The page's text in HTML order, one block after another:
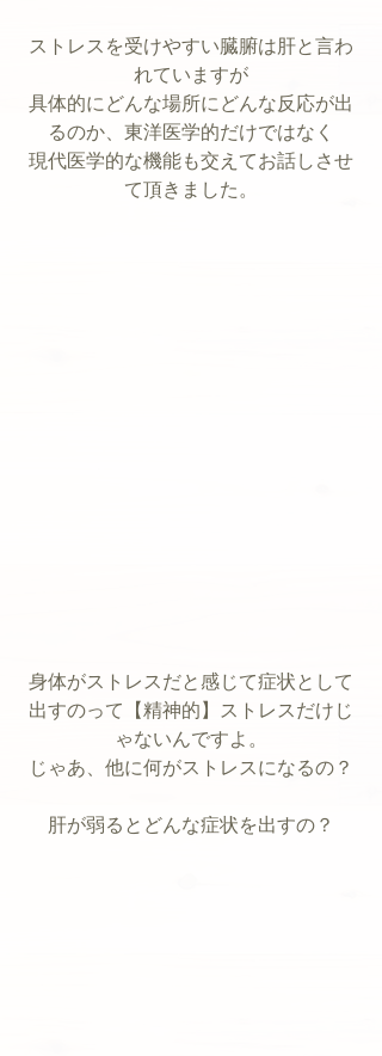
ストレスを受けやすい臓腑は肝と言わ
れていますが
具体的にどんな場所にどんな反応が出
るのか、東洋医学的だけではなく
現代医学的な機能も交えてお話しさせ
て頂きました。
身体がストレスだと感じて症状として
出すのって【精神的】ストレスだけじ
ゃないんですよ。
じゃあ、他に何がストレスになるの？
肝が弱るとどんな症状を出すの？